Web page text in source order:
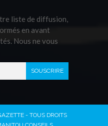
liste de diffusion,
en avant
Nous ne vous
- TOUS DROITS